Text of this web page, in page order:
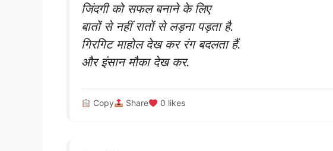
जिंदगी को सफल बनाने के लिए
बातों से नहीं रातों से लड़ना पड़ता है.
गिरगिट माहोल देख कर रंग बदलता हैं.
और इंसान मौका देख कर.
Copy Share 0 likes